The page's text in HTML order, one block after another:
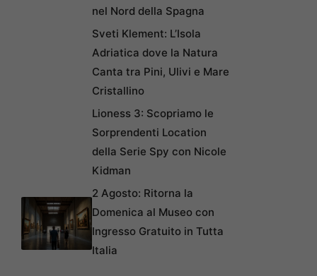
nel Nord della Spagna
Sveti Klement: L’Isola
Adriatica dove la Natura
Canta tra Pini, Ulivi e Mare
Cristallino
Lioness 3: Scopriamo le
Sorprendenti Location
della Serie Spy con Nicole
Kidman
2 Agosto: Ritorna la
Domenica al Museo con
Ingresso Gratuito in Tutta
Italia